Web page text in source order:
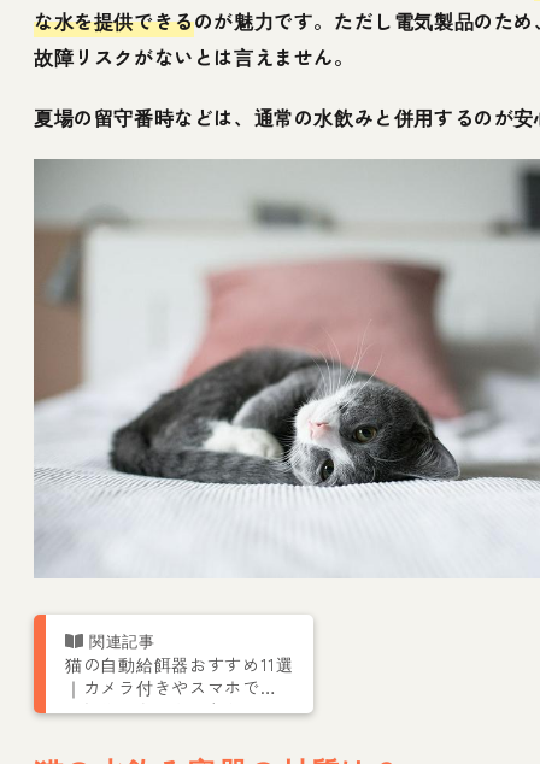
な水を提供できるのが魅力です。ただし電気製品のた
故障リスクがないとは言えません。
夏場の留守番時などは、通常の水飲みと併用するのが
猫の自動給餌器おすすめ11選
｜カメラ付きやスマホで遠
隔操作できるものなど